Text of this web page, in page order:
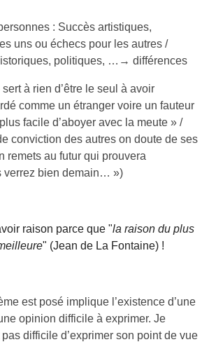
: Succès artistiques,
uns ou échecs pour les autres /
politiques, …→ différences
à rien d’être le seul à avoir
comme un étranger voire un fauteur
facile d’aboyer avec la meute » /
conviction des autres on doute de ses
remets au futur qui prouvera
verrez bien demain… »)
raison parce que "la raison du plus
" (Jean de La Fontaine) !
est posé implique l’existence d’une
opinion difficile à exprimer. Je
pas difficile d’exprimer son point de vue